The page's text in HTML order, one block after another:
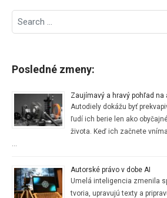
Search
for:
Posledné zmeny:
Zaujímavý a hravý pohľad na
Autodiely dokážu byť
ľudí ich berie len ako
života. Keď ich začnete
…
Autorské právo v dobe AI
Umelá inteligencia zmenila
tvoria, upravujú texty a